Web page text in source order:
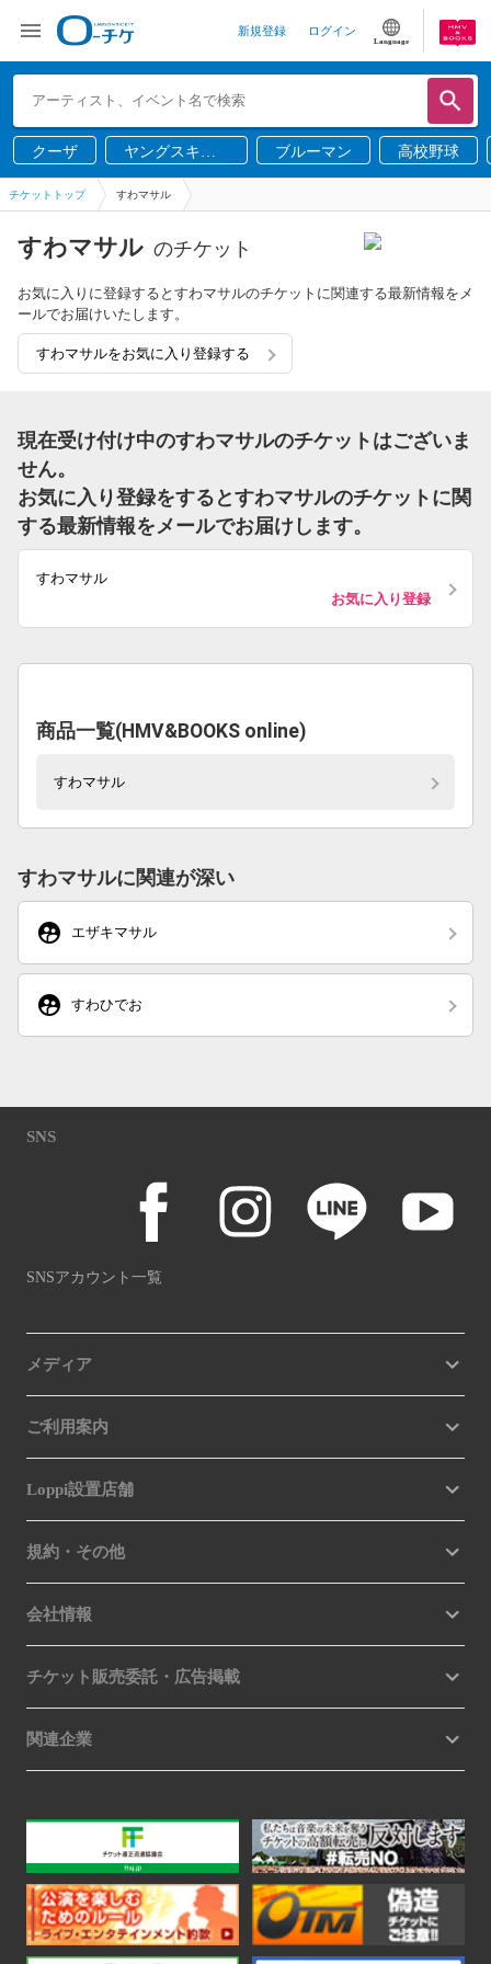
新規登録 ログイン
Language
クーザ
ヤングスキニ
ー
ブルーマン 高校野球
チケットトップ すわマサル
すわマサル のチケット
お気に入りに登録するとすわマサルのチケットに関連する最新情報をメ
ールでお届けいたします。
すわマサルをお気に入り登録する
現在受け付け中のすわマサルのチケットはございま
せん。
お気に入り登録をするとすわマサルのチケットに関
する最新情報をメールでお届けします。
すわマサル
お気に入り登録
商品一覧(HMV&BOOKS online)
すわマサル
すわマサルに関連が深い
supervised_user_circle エザキマサル
supervised_user_circle すわひでお
SNS
SNSアカウント一覧
メディア
ご利用案内
Loppi設置店舗
規約・その他
会社情報
チケット販売委託・広告掲載
関連企業